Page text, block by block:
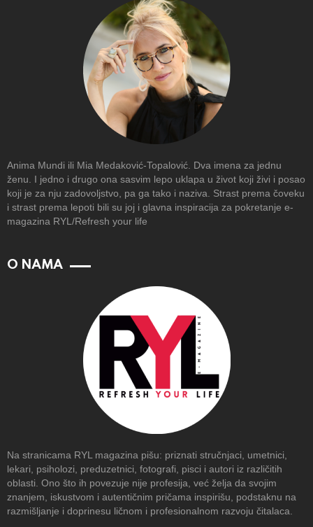
Anima Mundi ili Mia Medaković-Topalović. Dva imena za jednu
ženu. I jedno i drugo ona sasvim lepo uklapa u život koji živi i posao
koji je za nju zadovoljstvo, pa ga tako i naziva. Strast prema čoveku
i strast prema lepoti bili su joj i glavna inspiracija za pokretanje e-
magazina RYL/Refresh your life
O NAMA
Na stranicama RYL magazina pišu: priznati stručnjaci, umetnici,
lekari, psiholozi, preduzetnici, fotografi, pisci i autori iz različitih
oblasti. Ono što ih povezuje nije profesija, već želja da svojim
znanjem, iskustvom i autentičnim pričama inspirišu, podstaknu na
razmišljanje i doprinesu ličnom i profesionalnom razvoju čitalaca.